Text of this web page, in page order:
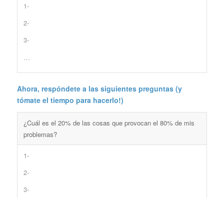
1-
2-
3-
…
Ahora, respóndete a las siguientes preguntas (y
tómate el tiempo para hacerlo!)
¿Cuál es el 20% de las cosas que provocan el 80% de mis
problemas?
1-
2-
3-